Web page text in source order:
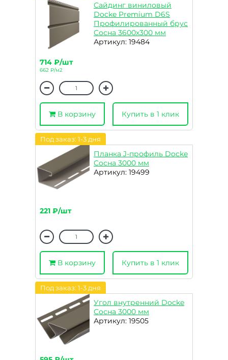
Сайдинг виниловый
Docke Premium D6S
Профилированный брус
Сосна 3600х300 мм
Артикул: 19484
714 ₽/шт
662 ₽/м2
В корзину Купить в 1 клик
Под заказ: 1-3 дня
Планка J-профиль Docke
Сосна 3000 мм
Артикул: 19499
221 ₽/шт
В корзину Купить в 1 клик
Под заказ: 1-3 дня
Угол внутренний Docke
Сосна 3000 мм
Артикул: 19505